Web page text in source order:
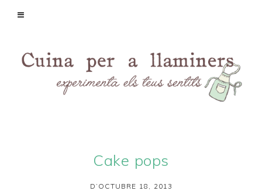
Cake pops
D’OCTUBRE 18, 2013